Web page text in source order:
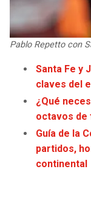
COLTS
JAGUARS
TITANS
COWBOYS
GIANTS
MAGIC
WIZARDS
WARRIORS
CLIPPERS
LAKERS
Pablo Repetto con
Santa Fe y
claves del
¿Qué
octavos de
Guía de la
partidos,
continental